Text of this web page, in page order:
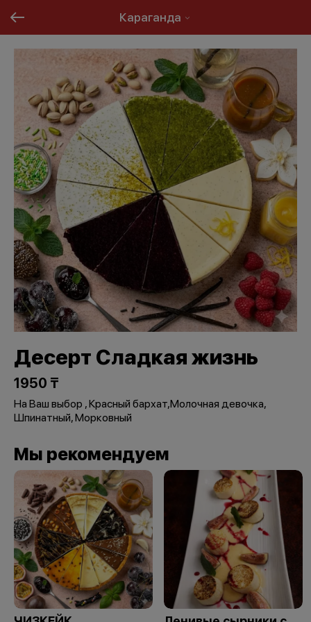
Караганда
Десерт Сладкая жизнь
1950 ₸
На Ваш выбор , Красный бархат,Молочная девочка,
Шпинатный, Морковный
Мы рекомендуем